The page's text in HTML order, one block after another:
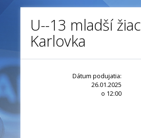
U--13 mladší
Karlovka
Dátum podujatia:
26.01.2025
o 12:00